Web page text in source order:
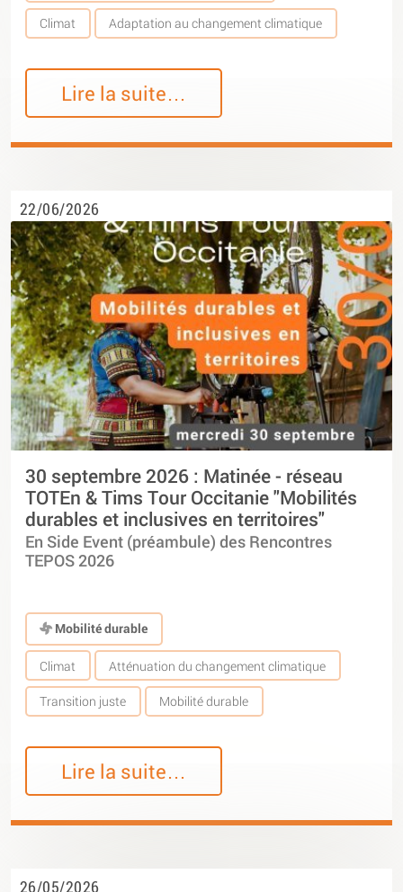
Climat Adaptation au changement climatique
Lire la suite…
22/06/2026
30 septembre 2026 : Matinée - réseau
TOTEn & Tims Tour Occitanie "Mobilités
durables et inclusives en territoires"
En Side Event (préambule) des Rencontres
TEPOS 2026
Mobilité durable
Climat Atténuation du changement climatique
Transition juste Mobilité durable
Lire la suite…
26/05/2026